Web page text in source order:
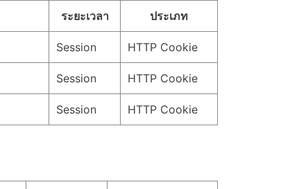
ระยะเวลา ประเภท
Session HTTP Cookie
Session HTTP Cookie
Session HTTP Cookie